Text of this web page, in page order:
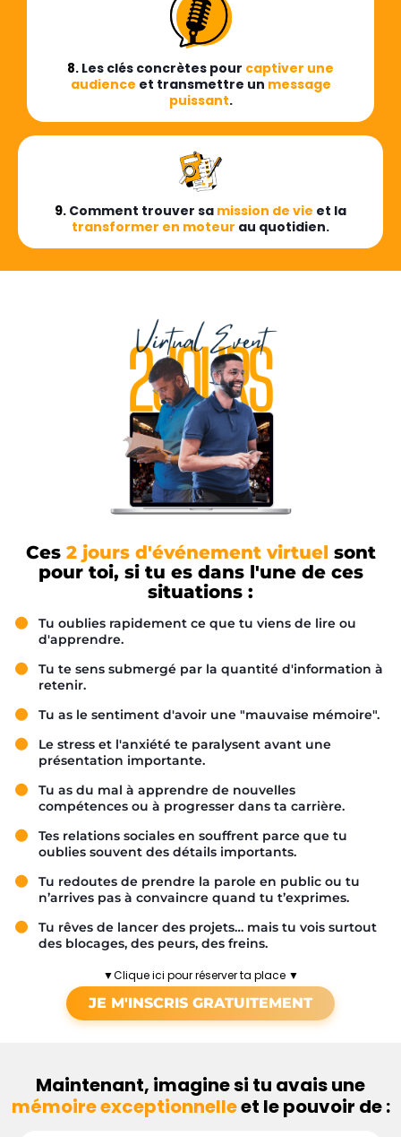
8. Les clés concrètes pour captiver une
audience et transmettre un message
puissant.
9. Comment trouver sa mission de vie et la
transformer en moteur au quotidien.
Ces 2 jours d'événement virtuel sont
pour toi, si tu es dans l'une de ces
situations :
Tu oublies rapidement ce que tu viens de lire ou
d'apprendre.
Tu te sens submergé par la quantité d'information à
retenir.
Tu as le sentiment d'avoir une "mauvaise mémoire".
Le stress et l'anxiété te paralysent avant une
présentation importante.
Tu as du mal à apprendre de nouvelles
compétences ou à progresser dans ta carrière.
Tes relations sociales en souffrent parce que tu
oublies souvent des détails importants.
Tu redoutes de prendre la parole en public ou tu
n’arrives pas à convaincre quand tu t’exprimes.
Tu rêves de lancer des projets… mais tu vois surtout
des blocages, des peurs, des freins.
▼Clique ici pour réserver ta place ▼
JE M'INSCRIS GRATUITEMENT
Maintenant, imagine si tu avais une
mémoire exceptionnelleet le pouvoir de :